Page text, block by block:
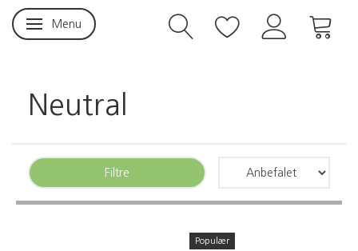
Skifte navigation
Menu
Neutral
Filtre
Populær